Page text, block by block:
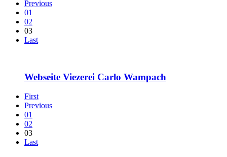
Previous
01
02
03
Last
Webseite Viezerei Carlo Wampach
First
Previous
01
02
03
Last